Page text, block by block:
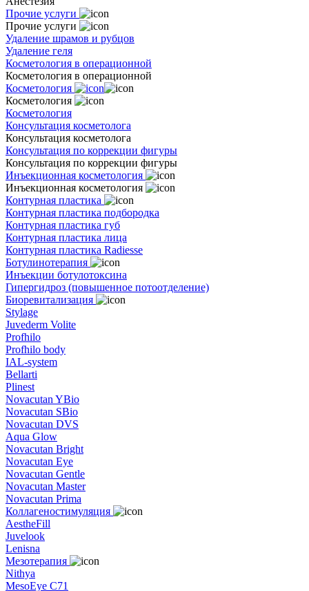
Прочие услуги
Прочие услуги
Удаление шрамов и рубцов
Удаление геля
Косметология в операционной
Косметология в операционной
Косметология
Косметология
Косметология
Консультация косметолога
Консультация косметолога
Консультация по коррекции фигуры
Консультация по коррекции фигуры
Инъекционная косметология
Инъекционная косметология
Контурная пластика
Контурная пластика подбородка
Контурная пластика губ
Контурная пластика лица
Контурная пластика Radiesse
Ботулинотерапия
Инъекции ботулотоксина
Гипергидроз (повышенное потоотделение)
Биоревитализация
Stylage
Juvederm Volite
Profhilo
Profhilo body
IAL-system
Bellarti
Plinest
Novacutan YBio
Novacutan SBio
Novacutan DVS
Aqua Glow
Novacutan Bright
Novacutan Eye
Novacutan Gentle
Novacutan Master
Novacutan Prima
Коллагеностимуляция
AestheFill
Juvelook
Lenisna
Мезотерапия
Nithya
MesoEye C71